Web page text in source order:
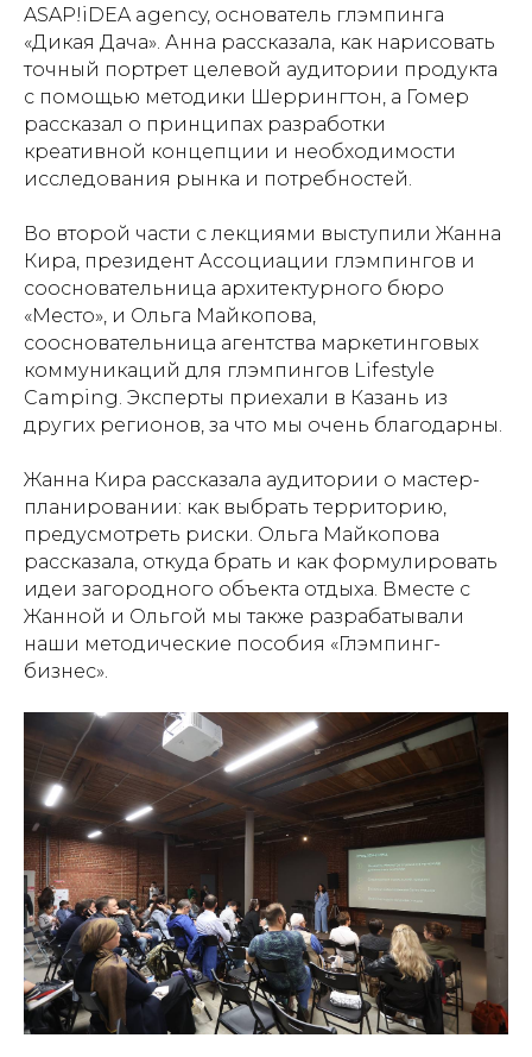
ASAP!iDEA agency, основатель глэмпинга
«Дикая Дача». Анна рассказала, как нарисовать
точный портрет целевой аудитории продукта
с помощью методики Шеррингтон, а Гомер
рассказал о принципах разработки
креативной концепции и необходимости
исследования рынка и потребностей.
Во второй части с лекциями выступили Жанна
Кира, президент Ассоциации глэмпингов и
соосновательница архитектурного бюро
«Место», и Ольга Майкопова,
соосновательница агентства маркетинговых
коммуникаций для глэмпингов Lifestyle
Camping. Эксперты приехали в Казань из
других регионов, за что мы очень благодарны.
Жанна Кира рассказала аудитории о мастер-
планировании: как выбрать территорию,
предусмотреть риски. Ольга Майкопова
рассказала, откуда брать и как формулировать
идеи загородного объекта отдыха. Вместе с
Жанной и Ольгой мы также разрабатывали
наши методические пособия «Глэмпинг-
бизнес».